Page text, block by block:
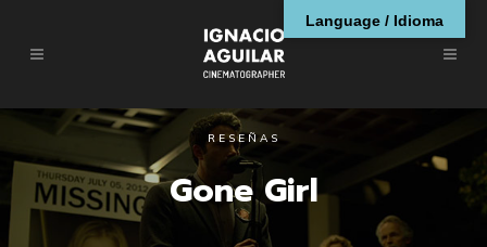
RESEÑAS
Gone Girl
Language / Idioma